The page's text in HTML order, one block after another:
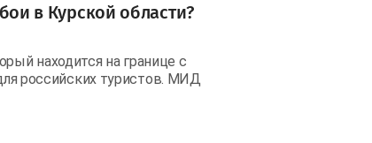
в Курской области?
находится на границе с
российских туристов. МИД